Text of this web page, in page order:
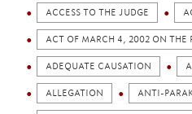
ACCESS TO THE JUDGE
ACT OF MARCH 4, 2002 ON THE
ADEQUATE CAUSATION
ALLEGATION ANTI-